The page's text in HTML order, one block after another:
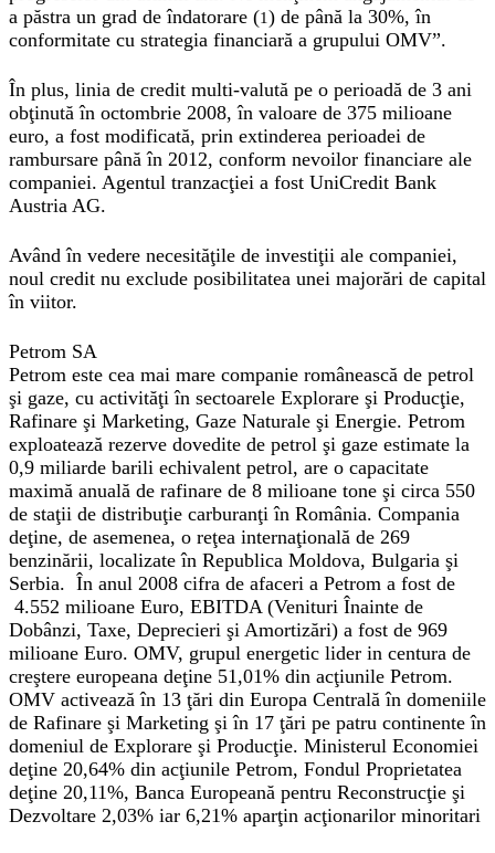
a păstra un grad de îndatorare (1) de până la 30%, în
conformitate cu strategia financiară a grupului OMV”.
În plus, linia de credit multi-valută pe o perioadă de 3 ani
obţinută în octombrie 2008, în valoare de 375 milioane
euro, a fost modificată, prin extinderea perioadei de
rambursare până în 2012, conform nevoilor financiare ale
companiei. Agentul tranzacţiei a fost UniCredit Bank
Austria AG.
Având în vedere necesităţile de investiţii ale companiei,
noul credit nu exclude posibilitatea unei majorări de capital
în viitor.
Petrom SA
Petrom este cea mai mare companie românească de petrol
şi gaze, cu activităţi în sectoarele Explorare şi Producţie,
Rafinare şi Marketing, Gaze Naturale şi Energie. Petrom
exploatează rezerve dovedite de petrol şi gaze estimate la
0,9 miliarde barili echivalent petrol, are o capacitate
maximă anuală de rafinare de 8 milioane tone şi circa 550
de staţii de distribuţie carburanţi în România. Compania
deţine, de asemenea, o reţea internaţională de 269
benzinării, localizate în Republica Moldova, Bulgaria şi
Serbia. În anul 2008 cifra de afaceri a Petrom a fost de
4.552 milioane Euro, EBITDA (Venituri Înainte de
Dobânzi, Taxe, Deprecieri şi Amortizări) a fost de 969
milioane Euro. OMV, grupul energetic lider in centura de
creştere europeana deţine 51,01% din acţiunile Petrom.
OMV activează în 13 ţări din Europa Centrală în domeniile
de Rafinare şi Marketing şi în 17 ţări pe patru continente în
domeniul de Explorare şi Producţie. Ministerul Economiei
deţine 20,64% din acţiunile Petrom, Fondul Proprietatea
deţine 20,11%, Banca Europeană pentru Reconstrucţie şi
Dezvoltare 2,03% iar 6,21% aparţin acţionarilor minoritari